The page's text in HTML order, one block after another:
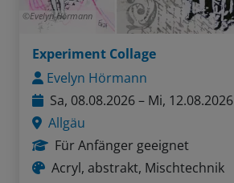
Evelyn Hörmann
Experiment Collage
Evelyn Hörmann
Sa, 08.08.2026 – Mi, 12.08.2026
Allgäu
Für Anfänger geeignet
Acryl, abstrakt, Mischtechnik